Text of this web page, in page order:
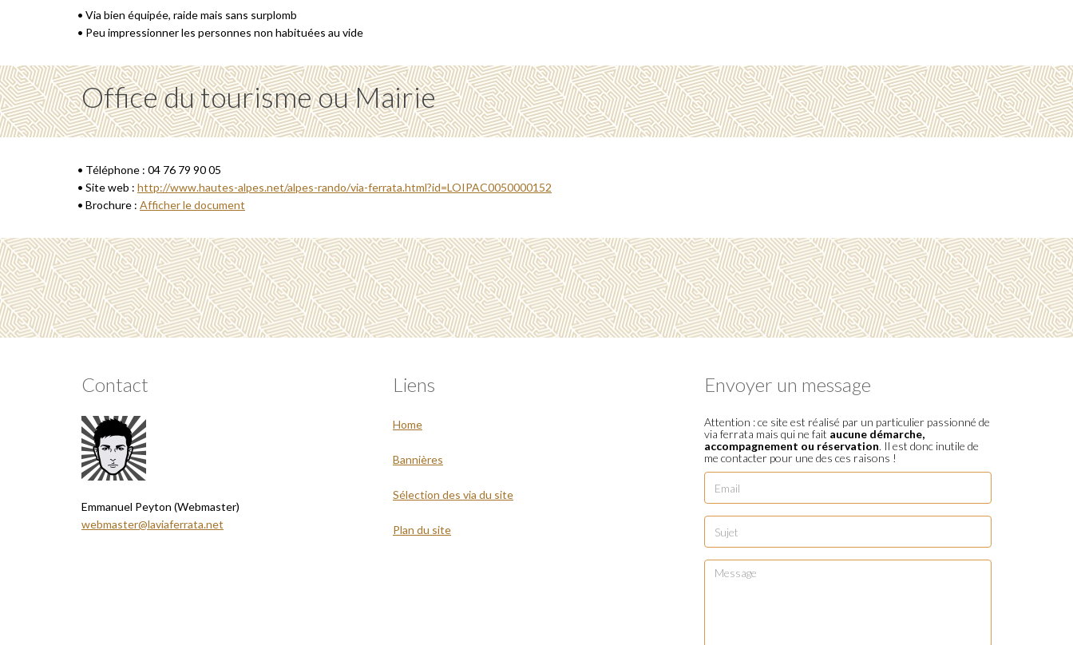
• Via bien équipée, raide mais sans surplomb
• Peu impressionner les personnes non habituées au vide
Office du tourisme ou Mairie
• Téléphone : 04 76 79 90 05
• Site web : http://www.hautes-alpes.net/alpes-rando/via-ferrata.html?id=LOIPAC0050000152
• Brochure : Afficher le document
Contact
Emmanuel Peyton (Webmaster)
webmaster@laviaferrata.net
Liens
Home
Bannières
Sélection des via du site
Plan du site
Envoyer un message
Attention : ce site est réalisé par un particulier passionné de
via ferrata mais qui ne fait aucune démarche,
accompagnement ou réservation. Il est donc inutile de
me contacter pour une des ces raisons !